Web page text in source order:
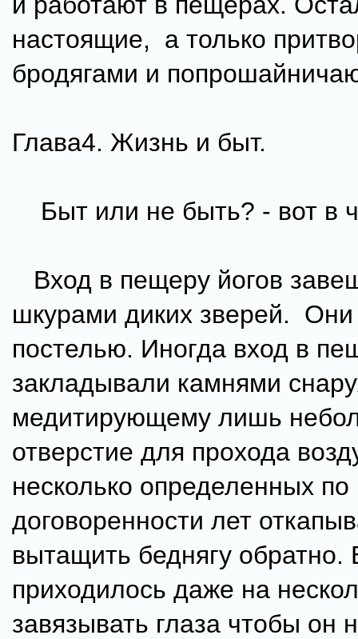
настоящие, а только
бродягами и
Глава4. Жизнь и быт.
Быт или не быть? - вот в
Вход в пещеру йогов
шкурами диких зверей.
постелью. Иногда вход в
закладывали камнями
медитирующему лишь
отверстие для прохода
несколько определенных по
договоренности лет
вытащить беднягу обратно.
приходилось даже на
завязывать глаза чтобы он